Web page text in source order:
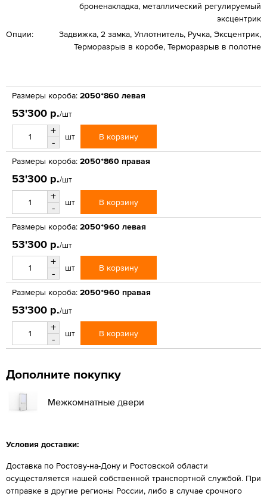
броненакладка, металлический регулируемый
эксцентрик
Опции:
Задвижка, 2 замка, Уплотнитель, Ручка, Эксцентрик,
Терморазрыв в коробе, Терморазрыв в полотне
Размеры короба: 2050*860 левая
53'300 р./шт
+
-
шт В корзину
Размеры короба: 2050*860 правая
53'300 р./шт
+
-
шт В корзину
Размеры короба: 2050*960 левая
53'300 р./шт
+
-
шт В корзину
Размеры короба: 2050*960 правая
53'300 р./шт
+
-
шт В корзину
Дополните покупку
Межкомнатные двери
Условия доставки:
Доставка по Ростову-на-Дону и Ростовской области
осуществляется нашей собственной транспортной службой. При
отправке в другие регионы России, либо в случае срочного